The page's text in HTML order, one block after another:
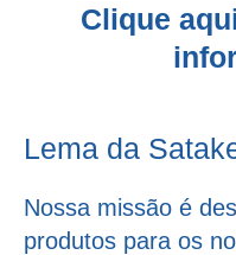
Clique
Lema da
Nossa missão é
produtos para os